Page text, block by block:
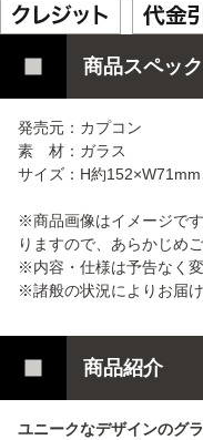
商品スペック
発売元：カプコン
素 材：ガラス
サイズ：H約152×W71mm
※商品画像はイメージで
りますので、あらかじめ
※内容・仕様は予告なく
※諸般の状況によりお届
商品紹介
ユニークなデザインのグ